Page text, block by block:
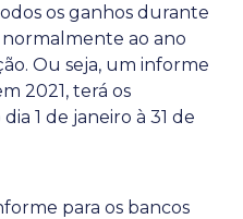
os ganhos durante
ao ano
Ou seja, um informe
2021, terá os
1 de janeiro à 31 de
para os bancos